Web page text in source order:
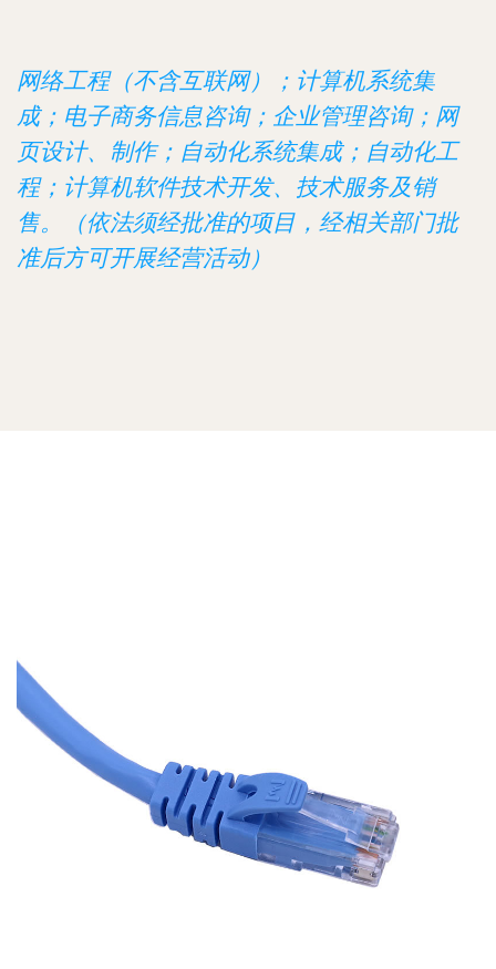
网络工程（不含互联网）；计算机系统集
成；电子商务信息咨询；企业管理咨询；网
页设计、制作；自动化系统集成；自动化工
程；计算机软件技术开发、技术服务及销
售。（依法须经批准的项目，经相关部门批
准后方可开展经营活动）